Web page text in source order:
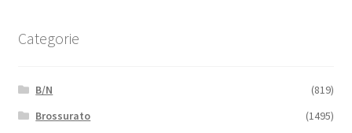
Categorie
B/N
(819)
Brossurato
(1495)